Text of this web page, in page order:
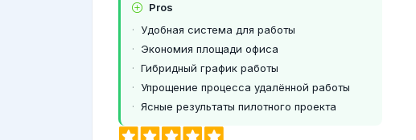
Pros
Удобная система для работы
Экономия площади офиса
Гибридный график работы
Упрощение процесса удалённой работы
Ясные результаты пилотного проекта